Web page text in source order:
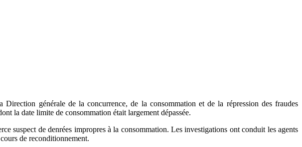
générale de la concurrence, de la consommation et de la répression des fraudes
la date limite de consommation était largement dépassée.
suspect de denrées impropres à la consommation. Les investigations ont conduit les agents
de reconditionnement.